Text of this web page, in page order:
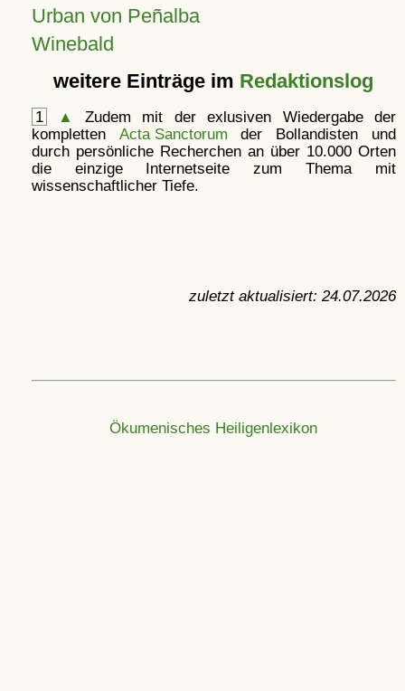
Urban von Peñalba
Winebald
weitere Einträge im Redaktionslog
1 ▲
Zudem mit der exlusiven Wiedergabe der
kompletten Acta Sanctorum der Bollandisten und
durch persönliche Recherchen an über 10.000 Orten
die einzige Internetseite zum Thema mit
wissenschaftlicher Tiefe.
zuletzt aktualisiert: 24.07.2026
Ökumenisches Heiligenlexikon